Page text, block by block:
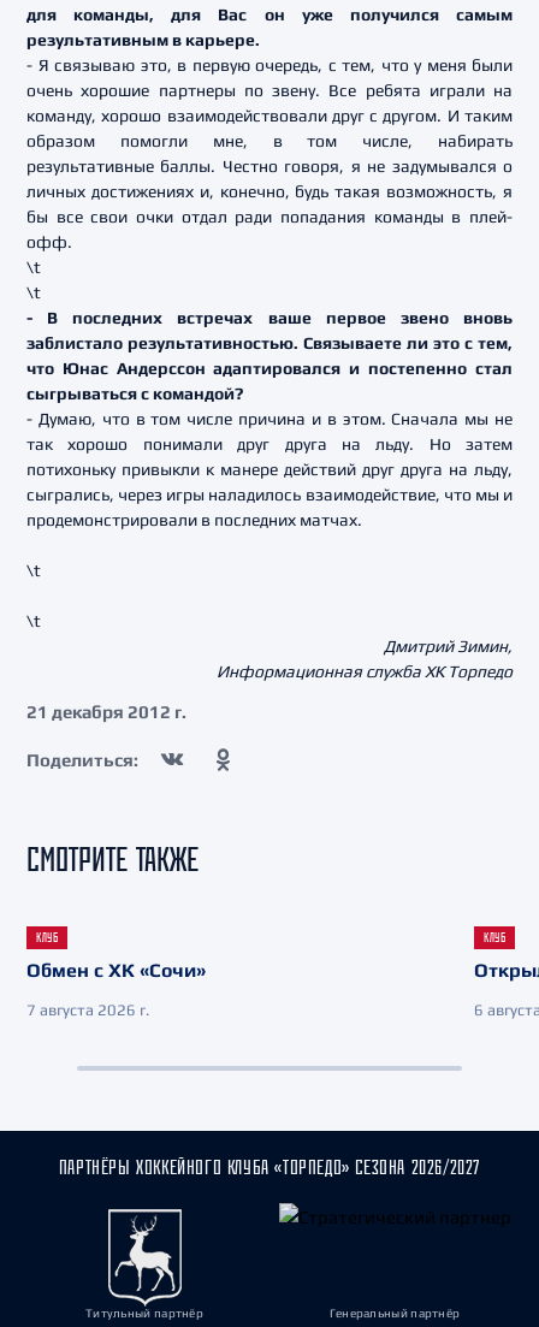
для команды, для Вас он уже получился самым
результативным в карьере.
- Я связываю это, в первую очередь, с тем, что у меня были
очень хорошие партнеры по звену. Все ребята играли на
команду, хорошо взаимодействовали друг с другом. И таким
образом помогли мне, в том числе, набирать
результативные баллы. Честно говоря, я не задумывался о
личных достижениях и, конечно, будь такая возможность, я
бы все свои очки отдал ради попадания команды в плей-
офф.
\t
\t
- В последних встречах ваше первое звено вновь
заблистало результативностью. Связываете ли это с тем,
что Юнас Андерссон адаптировался и постепенно стал
сыгрываться с командой?
- Думаю, что в том числе причина и в этом. Сначала мы не
так хорошо понимали друг друга на льду. Но затем
потихоньку привыкли к манере действий друг друга на льду,
сыгрались, через игры наладилось взаимодействие, что мы и
продемонстрировали в последних матчах.
\t
\t
Дмитрий Зимин,
Информационная служба ХК Торпедо
21 декабря 2012 г.
Поделиться:
СМОТРИТЕ ТАКЖЕ
КЛУБ
Обмен с ХК «Сочи»
7 августа 2026 г.
КЛУБ
6
ПАРТНЁРЫ ХОККЕЙНОГО КЛУБА «ТОРПЕДО» СЕЗОНА 2026/2027
Титульный партнёр Генеральный партнёр